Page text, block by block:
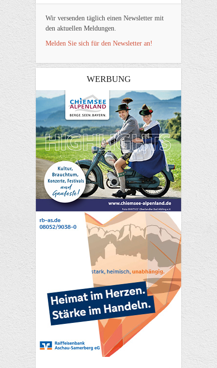
Wir versenden täglich einen Newsletter mit
den aktuellen Meldungen.
Melden Sie sich für den Newsletter an!
WERBUNG